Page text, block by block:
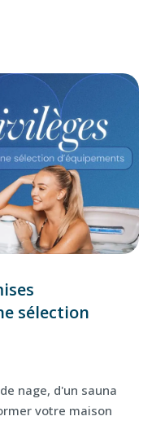
sélection
nage, d'un sauna
votre maison